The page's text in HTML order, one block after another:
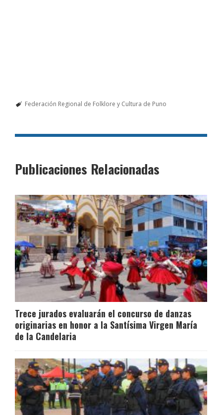
Federación Regional de Folklore y Cultura de Puno
Publicaciones Relacionadas
Trece jurados evaluarán el concurso de danzas
originarias en honor a la Santísima Virgen María
de la Candelaria